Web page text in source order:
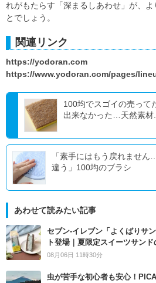
れがもたらす「深まるしあわせ」が、
とでしょう。
関連リンク
https://yodoran.com
https://www.yodoran.com/pages/
100均でスゴイの売って
出来なかった…天然素材
「素手にはもう戻れませ
違う」100均のブラシ
あわせて読みたい記事
セブン‐イレブン「よくばりサ
ト登場｜夏限定スイーツサン
08月06日 11時30分
虫が苦手な初心者も安心！